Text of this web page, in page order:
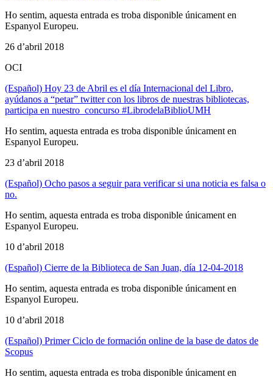
Ho sentim, aquesta entrada es troba disponible únicament en
Espanyol Europeu.
26 d’abril 2018
OCI
(Español) Hoy 23 de Abril es el día Internacional del Libro,
ayúdanos a “petar” twitter con los libros de nuestras bibliotecas,
participa en nuestro concurso #LibrodelaBiblioUMH
Ho sentim, aquesta entrada es troba disponible únicament en
Espanyol Europeu.
23 d’abril 2018
(Español) Ocho pasos a seguir para verificar si una noticia es falsa o
no.
Ho sentim, aquesta entrada es troba disponible únicament en
Espanyol Europeu.
10 d’abril 2018
(Español) Cierre de la Biblioteca de San Juan, día 12-04-2018
Ho sentim, aquesta entrada es troba disponible únicament en
Espanyol Europeu.
10 d’abril 2018
(Español) Primer Ciclo de formación online de la base de datos de
Scopus
Ho sentim, aquesta entrada es troba disponible únicament en